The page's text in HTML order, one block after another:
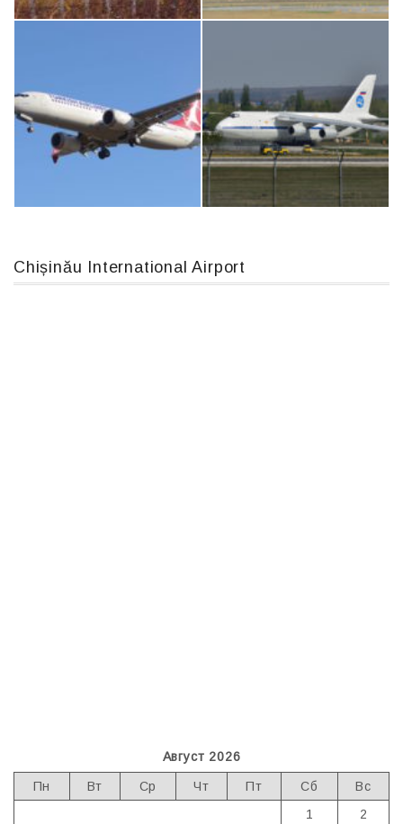
Chișinău International Airport
Август 2026
Пн Вт Ср Чт Пт Сб
Вс
1
2